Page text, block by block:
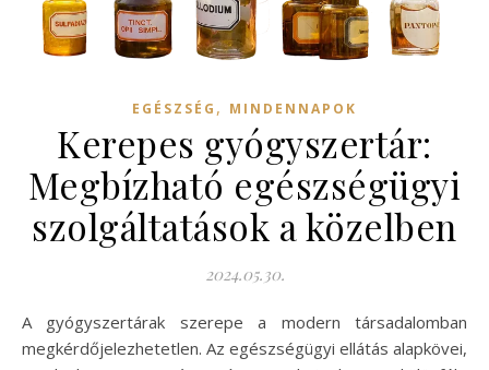
EGÉSZSÉG , MINDENNAPOK
Kerepes gyógyszertár:
Megbízható egészségügyi
szolgáltatások a közelben
2024.05.30.
A gyógyszertárak szerepe a modern társadalomban
megkérdőjelezhetetlen. Az egészségügyi ellátás alapkövei,